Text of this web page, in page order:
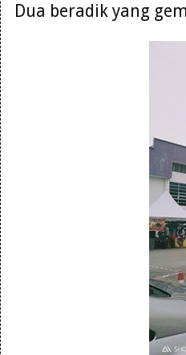
Dua beradik yang